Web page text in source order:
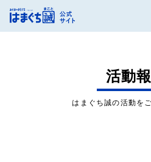
活動
はまぐち誠の活動を